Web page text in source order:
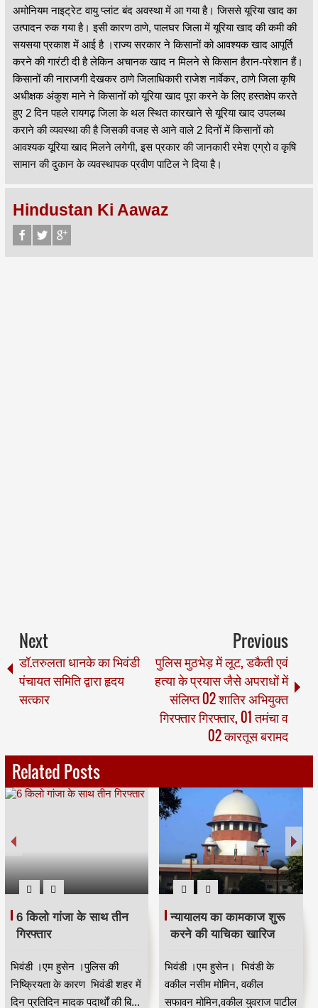
अमोनियम नाइट्रेट वायु प्लांट बंद अवस्था में आ गया है। जिससे यूरिया खाद का
उत्पादन रुक गया है। इसी कारण ठाणे, पालघर जिला में यूरिया खाद की कमी की
सयसया प्रकाश में आई है ।राज्य सरकार ने किसानों को आवश्यक खाद आपूर्ति
करने की गारंटी दी है लेकिन अचानक खाद न मिलने से किसान हैरान-परेशान हैं।
किसानों की नाराजगी देखकर ठाणे जिलाधिकारी राजेश नार्वेकर, ठाणे जिला कृषि
अधीक्षक अंकुश माने ने किसानों को यूरिया खाद पूरा करने के लिए हस्तक्षेप करते
हुए 2 दिन पहले रायगढ़ जिला के थल स्थित कारखाने से यूरिया खाद उपलब्ध
कराने की व्यवस्था की है जिसकी वजह से आने वाले 2 दिनों में किसानों को
आवश्यक यूरिया खाद मिलने लगेगी, इस प्रकार की जानकारी रमेश एग्रो व कृषि
सामान की दुकान के व्यवस्थापक प्रवीण पाटिल ने दिया है।
Hindustan Ki Aawaz
Next
डॉ.तरुलता धानके का भिवंडी
पंचायत समिति द्वारा हृदय
सत्कार
Previous
पुलिस मुठभेड़ में लूट, डकैती एवं
हत्या के प्रयास जैसे अपराधों में
संलिप्त 02 शातिर अभियुक्त
गिरफ्तार गिरफ्तार, 01 तमंचा व
02 कारतूस बरामद
Related Posts
मुंबई कांग्रेस की ओर से
मुंबईकरों की सेवा के लिये
सेंटर शुरू किया
मुंबई / हिन्दुस्तान की आवाज /
मोहम्मद मुकीम शेखमुंबई में दिन-ब-
भाई जगताप ने स्व एकनाथ
गायकवाड़ को भावभीनी
मुंबई कांग्रेस के पूर्व अध्यक्ष और पूर्व
सांसद एकनाथ गायकवाड़ के